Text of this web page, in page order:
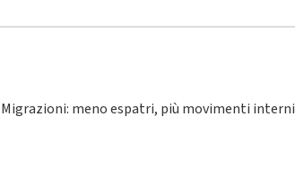
Migrazioni: meno espatri, più movimenti interni